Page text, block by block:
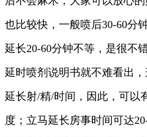
也比较快，一般喷后30-60分
延长20-60分钟不等，是很不
延时喷剂说明书就不难看出
延长射/精/时间，因此，可以
度；立马延长房事时间可达